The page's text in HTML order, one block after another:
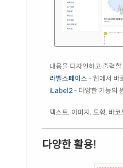
내용을 디자인하고 출력
라벨스페이스 - 웹에서 바
iLabel2- 다양한 기능의
텍스트, 이미지, 도형, 바
다양한 활용!